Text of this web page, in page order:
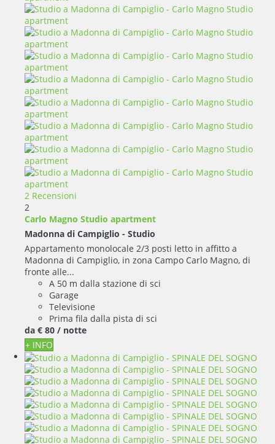
2 Recensioni
2
Carlo Magno Studio apartment
Madonna di Campiglio - Studio
Appartamento monolocale 2/3 posti letto in affitto a
Madonna di Campiglio, in zona Campo Carlo Magno, di
fronte alle...
A 50 m dalla stazione di sci
Garage
Televisione
Prima fila dalla pista di sci
da € 80 / notte
+ INFO